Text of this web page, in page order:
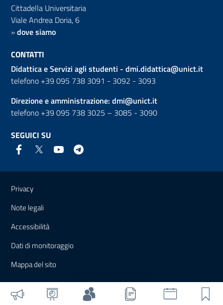
Cittadella Universitaria
Viale Andrea Doria, 6
»dove siamo
CONTATTI
Didattica e Servizi agli studenti - dmi.didattica@unict.it
telefono +39 095 738 3091 - 3092 - 3093
Direzione e amministrazione: dmi@unict.it
telefono +39 095 738 3025 – 3085 - 3090
SEGUICI SU
Link e informazioni utili
Privacy
Note legali
Accessibilità
Dati di monitoraggio
Mappa del sito